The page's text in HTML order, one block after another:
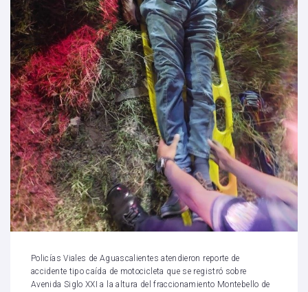
Policías Viales de Aguascalientes atendieron reporte de
accidente tipo caída de motocicleta que se registró sobre
Avenida Siglo XXI a la altura del fraccionamiento Montebello de